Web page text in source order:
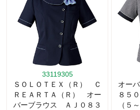
33119305
ＳＯＬＯＴＥＸ（Ｒ） Ｃ
ＲＥＡＲＴＡ（Ｒ） オー
バーブラウス ＡＪ０８３
オー
８５
（５